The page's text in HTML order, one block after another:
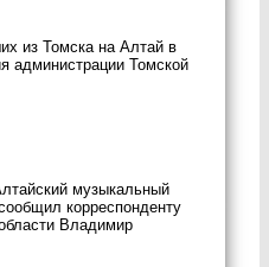
из Томска на Алтай в
администрации Томской
музыкальный
корреспонденту
Владимир